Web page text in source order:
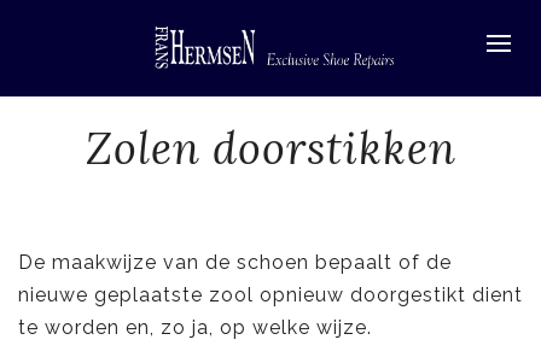
Zolen doorstikken
De maakwijze van de schoen bepaalt of de
nieuwe geplaatste zool opnieuw doorgestikt dient
te worden en, zo ja, op welke wijze.